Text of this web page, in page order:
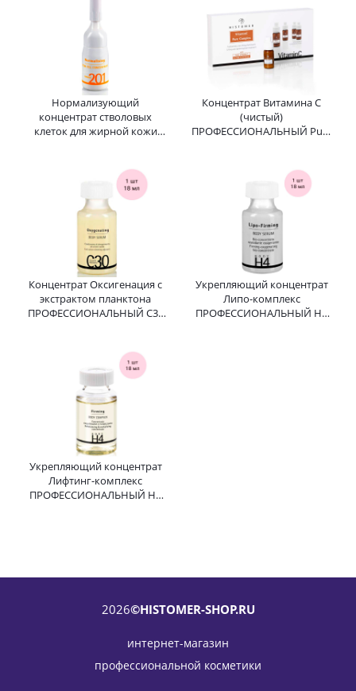
Нормализующий
концентрат стволовых
клеток для жирной кожи
Stem Cell HISTOMER 3 мл
Концентрат Витамина С
(чистый)
ПРОФЕССИОНАЛЬНЫЙ Pure
Концентрат Оксигенация с
экстрактом планктона
ПРОФЕССИОНАЛЬНЫЙ C30
Укрепляющий концентрат
Липо-комплекс
ПРОФЕССИОНАЛЬНЫЙ H4
Укрепляющий концентрат
Лифтинг-комплекс
ПРОФЕССИОНАЛЬНЫЙ H4
2026©HISTOMER-SHOP.RU
интернет-магазин
профессиональной косметики